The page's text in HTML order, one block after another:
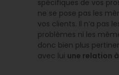
spécifiques de vos
ne se pose pas les
vos clients. Il n’a pas
problèmes ni les
donc bien plus
avec lui une relation